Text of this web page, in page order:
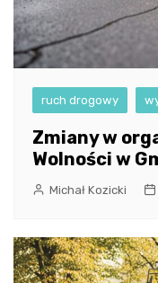
ruch drogowy
Zmiany w
Wolności w
Michał Kozicki